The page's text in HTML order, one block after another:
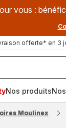
vous :
offerte* en 3
Nos produits
Moulinex